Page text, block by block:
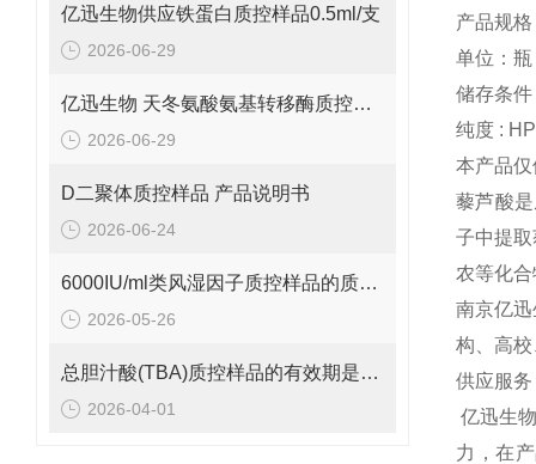
亿迅生物供应铁蛋白质控样品0.5ml/支
2026-06-29
亿迅生物 天冬氨酸氨基转移酶质控样品的质控靶值是多少呢？
2026-06-29
D二聚体质控样品 产品说明书
2026-06-24
6000IU/ml类风湿因子质控样品的质控范围是多少呢？
2026-05-26
总胆汁酸(TBA)质控样品的有效期是多久呢？
2026-04-01
产品规
单位：瓶
储存条
纯度 :
本产品
藜芦酸
子中提
农等化
南京亿
构、高
供应服
亿迅生
力，在